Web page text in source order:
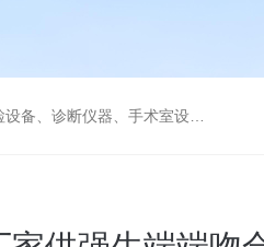
救室、监护设备诊疗室等医疗设备。